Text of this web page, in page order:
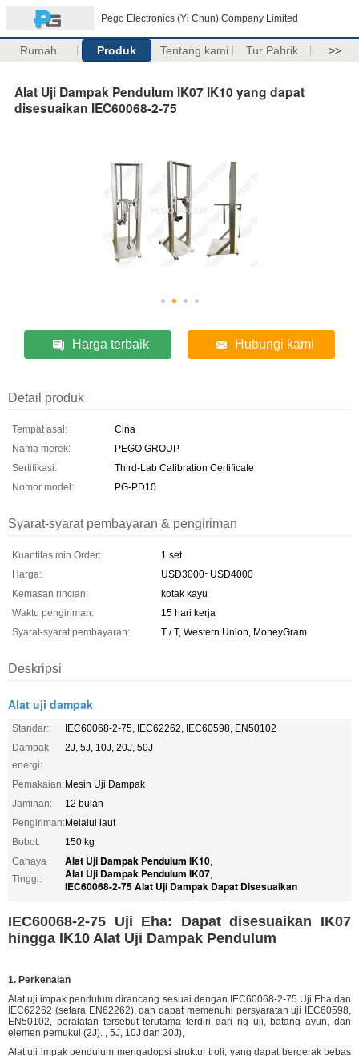
Pego Electronics (Yi Chun) Company Limited
Rumah Produk Tentang kami Tur Pabrik >>
Alat Uji Dampak Pendulum IK07 IK10 yang dapat
disesuaikan IEC60068-2-75
Harga terbaik Hubungi kami
Detail produk
Tempat asal:
Cina
Nama merek:
PEGO GROUP
Sertifikasi:
Third-Lab Calibration Certificate
Nomor model:
PG-PD10
Syarat-syarat pembayaran & pengiriman
Kuantitas min Order:
1 set
Harga:
USD3000~USD4000
Kemasan rincian:
kotak kayu
Waktu pengiriman:
15 hari kerja
Syarat-syarat pembayaran:
T / T, Western Union, MoneyGram
Deskripsi
Alat uji dampak
Standar:
IEC60068-2-75, IEC62262, IEC60598, EN50102
Dampak
energi:
2J, 5J, 10J, 20J, 50J
Pemakaian:Mesin Uji Dampak
Jaminan:
12 bulan
Pengiriman:Melalui laut
Bobot:
150 kg
Cahaya
Tinggi:
Alat Uji Dampak Pendulum IK10,
Alat Uji Dampak Pendulum IK07,
IEC60068-2-75 Alat Uji Dampak Dapat Disesuaikan
IEC60068-2-75 Uji Eha: Dapat disesuaikan IK07
hingga IK10 Alat Uji Dampak Pendulum
1. Perkenalan
Alat uji impak pendulum dirancang sesuai dengan IEC60068-2-75 Uji Eha dan
IEC62262 (setara EN62262), dan dapat memenuhi persyaratan uji IEC60598,
EN50102, peralatan tersebut terutama terdiri dari rig uji, batang ayun, dan
elemen pemukul (2J). , 5J, 10J dan 20J),
Alat uji impak pendulum mengadopsi struktur troli, yang dapat bergerak bebas